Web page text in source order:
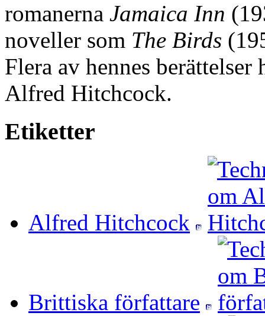
romanerna Jamaica Inn
noveller som The Birds
Flera av hennes
Alfred Hitchcock.
Etiketter
Alfred Hitchcock
Brittiska författare